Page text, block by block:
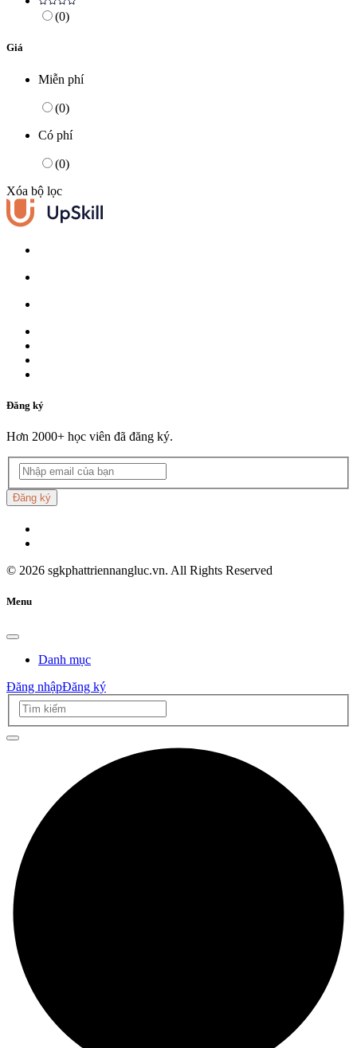
(0)
Giá
Miễn phí
(0)
Có phí
(0)
Xóa bộ lọc
Đăng ký
Hơn 2000+ học viên đã đăng ký.
Đăng ký
© 2026 sgkphattriennangluc.vn. All Rights Reserved
Menu
Danh mục
Đăng nhậpĐăng ký